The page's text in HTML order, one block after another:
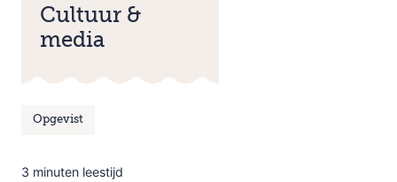
Cultuur &
media
Opgevist
3 minuten leestijd